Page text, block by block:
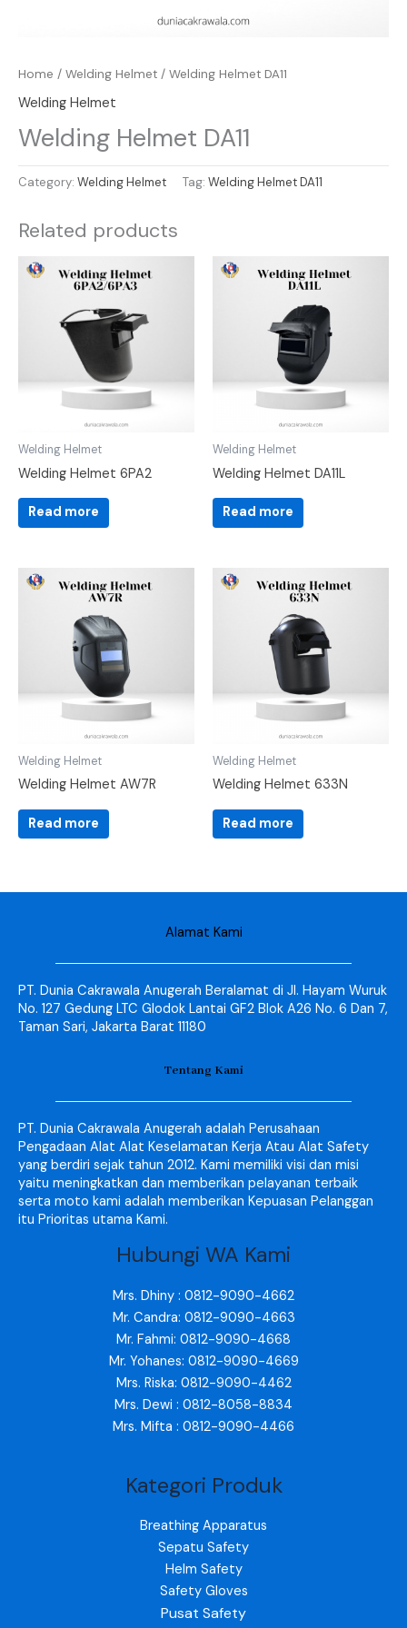
Home / Welding Helmet / Welding Helmet DA11
Welding Helmet
Welding Helmet DA11
Category: Welding Helmet Tag: Welding Helmet DA11
Related products
Welding Helmet
Welding Helmet 6PA2
Read more
Welding Helmet
Welding Helmet DA11L
Read more
Welding Helmet
Welding Helmet AW7R
Read more
Welding Helmet
Welding Helmet 633N
Read more
Alamat Kami
PT. Dunia Cakrawala Anugerah Beralamat di Jl. Hayam Wuruk
No. 127 Gedung LTC Glodok Lantai GF2 Blok A26 No. 6 Dan 7,
Taman Sari, Jakarta Barat 11180
Tentang Kami
PT. Dunia Cakrawala Anugerah adalah Perusahaan
Pengadaan Alat Alat Keselamatan Kerja Atau Alat Safety
yang berdiri sejak tahun 2012. Kami memiliki visi dan misi
yaitu meningkatkan dan memberikan pelayanan terbaik
serta moto kami adalah memberikan Kepuasan Pelanggan
itu Prioritas utama Kami.
Hubungi WA Kami
Mrs. Dhiny : 0812-9090-4662
Mr. Candra: 0812-9090-4663
Mr. Fahmi: 0812-9090-4668
Mr. Yohanes: 0812-9090-4669
Mrs. Riska: 0812-9090-4462
Mrs. Dewi : 0812-8058-8834
Mrs. Mifta : 0812-9090-4466
Kategori Produk
Breathing Apparatus
Sepatu Safety
Helm Safety
Safety Gloves
Pusat Safety